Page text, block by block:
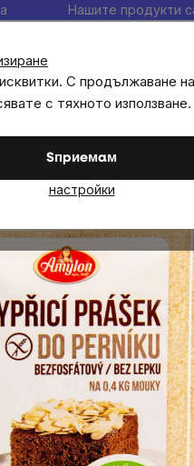
С продължаване
с тяхното
Sпpиeмaм
настройки
Нашите продукти
💪 WomenPowerЦели